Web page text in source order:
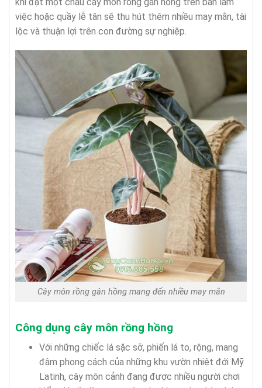
việc hoặc quầy lễ tân sẽ thu hút thêm nhiều may mắn, tài
lộc và thuận lợi trên con đường sự nghiệp.
Cây môn rồng gân hồng mang đến nhiều may mắn
Công dụng cây môn rồng hồng
Với những chiếc lá sặc sỡ, phiến lá to, rộng, mang
đậm phong cách của những khu vườn nhiệt đới Mỹ
Latinh, cây môn cảnh đang được nhiều người chơi